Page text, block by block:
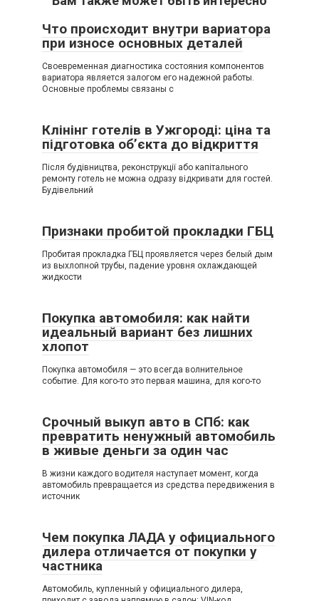
Что происходит внутри вариатора
при износе основных деталей
Своевременная диагностика состояния компонентов
вариатора является залогом его надежной работы.
Основные проблемы связаны с
Клінінг готелів в Ужгороді: ціна та
підготовка об’єкта до відкриття
Після будівництва, реконструкції або капітального
ремонту готель не можна одразу відкривати для гостей.
Будівельний
Признаки пробитой прокладки ГБЦ
Пробитая прокладка ГБЦ проявляется через белый дым
из выхлопной трубы, падение уровня охлаждающей
жидкости
Покупка автомобиля: как найти
идеальный вариант без лишних
хлопот
Покупка автомобиля — это всегда волнительное
событие. Для кого-то это первая машина, для кого-то
Срочный выкуп авто в СПб: как
превратить ненужный автомобиль
в живые деньги за один час
В жизни каждого водителя наступает момент, когда
автомобиль превращается из средства передвижения в
источник
Чем покупка ЛАДА у официального
дилера отличается от покупки у
частника
Автомобиль, купленный у официального дилера,